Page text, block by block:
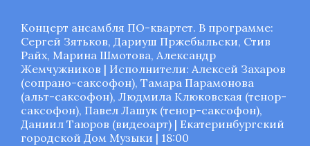
Концерт ансамбля ПО-квартет. В программе:
Сергей Зятьков, Дариуш Пржебыльски, Стив
Райх, Марина Шмотова, Александр
Жемчужников | Исполнители: Алексей Захаров
(сопрано-саксофон), Тамара Парамонова
(альт-саксофон), Людмила Клюковская (тенор-
саксофон), Павел Лашук (тенор-саксофон),
Даниил Таюров (видеоарт) | Екатеринбургский
городской Дом Музыки | 18:00